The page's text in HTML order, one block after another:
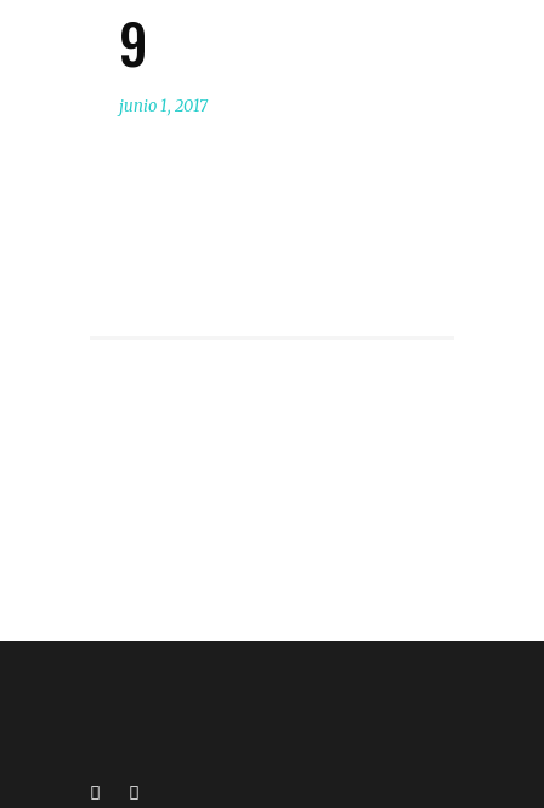
9
junio 1, 2017